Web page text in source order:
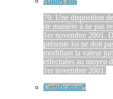
70. Une disposition
de manière à ne pas
1er novembre 2001.
présente loi ne doit
modifiant la valeur
effectuées au moyen
1er novembre 2001.
Certification*